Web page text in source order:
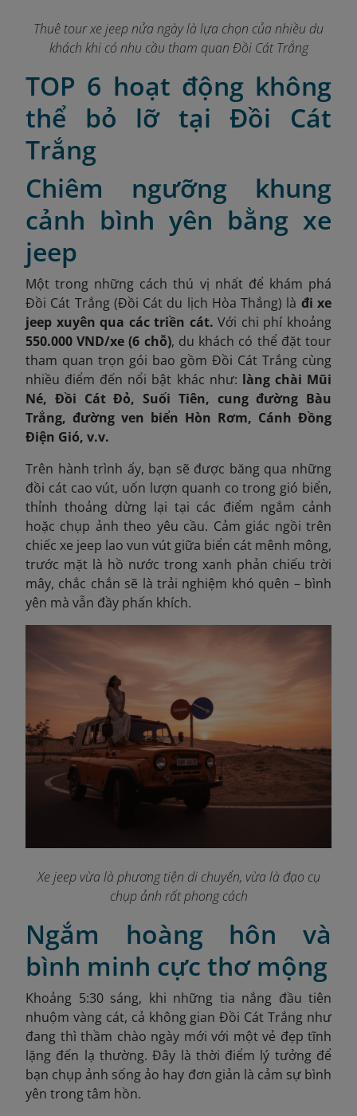
Thuê tour xe jeep nửa ngày là lựa chọn của nhiều du
khách khi có nhu cầu tham quan Đồi Cát Trắng
TOP 6 hoạt động không
thể bỏ lỡ tại Đồi Cát
Trắng
Chiêm ngưỡng khung
cảnh bình yên bằng xe
jeep
Một trong những cách thú vị nhất để khám phá
Đồi Cát Trắng (Đồi Cát du lịch Hòa Thắng) là đi xe
jeep xuyên qua các triền cát. Với chi phí khoảng
550.000 VND/xe (6 chỗ), du khách có thể đặt tour
tham quan trọn gói bao gồm Đồi Cát Trắng cùng
nhiều điểm đến nổi bật khác như: làng chài Mũi
Né, Đồi Cát Đỏ, Suối Tiên, cung đường Bàu
Trắng, đường ven biển Hòn Rơm, Cánh Đồng
Điện Gió, v.v.
Trên hành trình ấy, bạn sẽ được băng qua những
đồi cát cao vút, uốn lượn quanh co trong gió biển,
thỉnh thoảng dừng lại tại các điểm ngắm cảnh
hoặc chụp ảnh theo yêu cầu. Cảm giác ngồi trên
chiếc xe jeep lao vun vút giữa biển cát mênh mông,
trước mặt là hồ nước trong xanh phản chiếu trời
mây, chắc chắn sẽ là trải nghiệm khó quên – bình
yên mà vẫn đầy phấn khích.
Xe jeep vừa là phương tiện di chuyển, vừa là đạo cụ
chụp ảnh rất phong cách
Ngắm hoàng hôn và
bình minh cực thơ mộng
Khoảng 5:30 sáng, khi những tia nắng đầu tiên
nhuộm vàng cát, cả không gian Đồi Cát Trắng như
đang thì thầm chào ngày mới với một vẻ đẹp tĩnh
lặng đến lạ thường. Đây là thời điểm lý tưởng để
bạn chụp ảnh sống ảo hay đơn giản là cảm sự bình
yên trong tâm hồn.